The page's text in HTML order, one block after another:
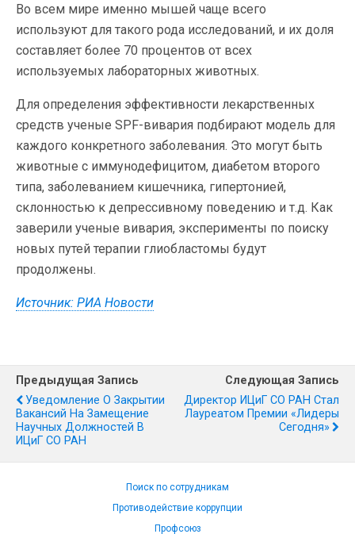
Во всем мире именно мышей чаще всего
используют для такого рода исследований, и их доля
составляет более 70 процентов от всех
используемых лабораторных животных.
Для определения эффективности лекарственных
средств ученые SPF-вивария подбирают модель для
каждого конкретного заболевания. Это могут быть
животные с иммунодефицитом, диабетом второго
типа, заболеванием кишечника, гипертонией,
склонностью к депрессивному поведению и т.д. Как
заверили ученые вивария, эксперименты по поиску
новых путей терапии глиобластомы будут
продолжены.
Источник: РИА Новости
Предыдущая Запись
Уведомление О Закрытии
Вакансий На Замещение
Научных Должностей В
ИЦиГ СО РАН
Следующая Запись
Директор ИЦиГ СО РАН Стал
Лауреатом Премии «Лидеры
Сегодня»
Поиск по сотрудникам
Противодействие коррупции
Профсоюз